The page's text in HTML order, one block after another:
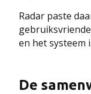
Radar paste
en het systeem
De